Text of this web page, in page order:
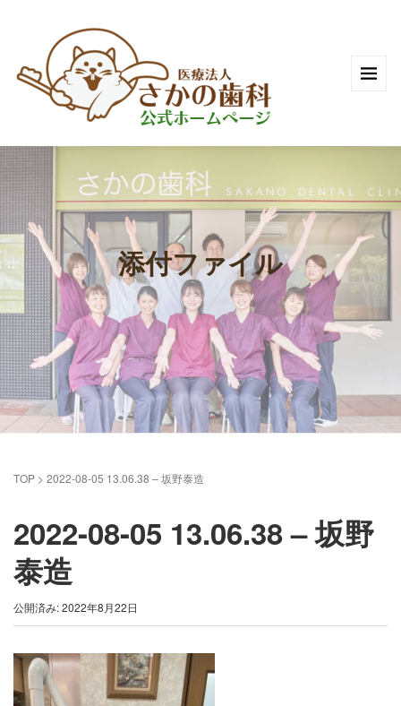
添付ファイル
TOP > 2022-08-05 13.06.38 – 坂野泰造
2022-08-05 13.06.38 – 坂野
泰造
公開済み: 2022年8月22日